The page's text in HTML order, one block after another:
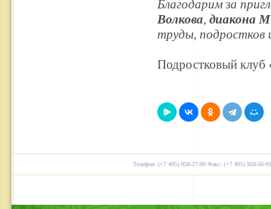
Благодарим за
Волкова, диакона
труды, подростков
Подростковый
Телефон: (+7 495) 958-27-90 Факс: (+7 495) 958-56-